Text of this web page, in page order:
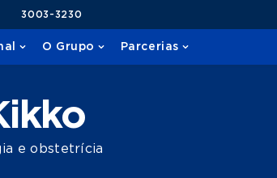
3003-3230
O Grupo Parcerias
e obstetrícia